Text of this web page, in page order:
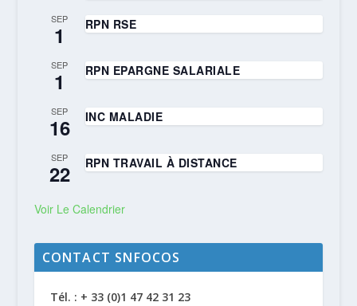
SEP
1 RPN RSE
SEP
1 RPN EPARGNE SALARIALE
SEP
16 INC MALADIE
SEP
22 RPN TRAVAIL À DISTANCE
Voir Le Calendrier
CONTACT SNFOCOS
Tél. : + 33 (0)1 47 42 31 23